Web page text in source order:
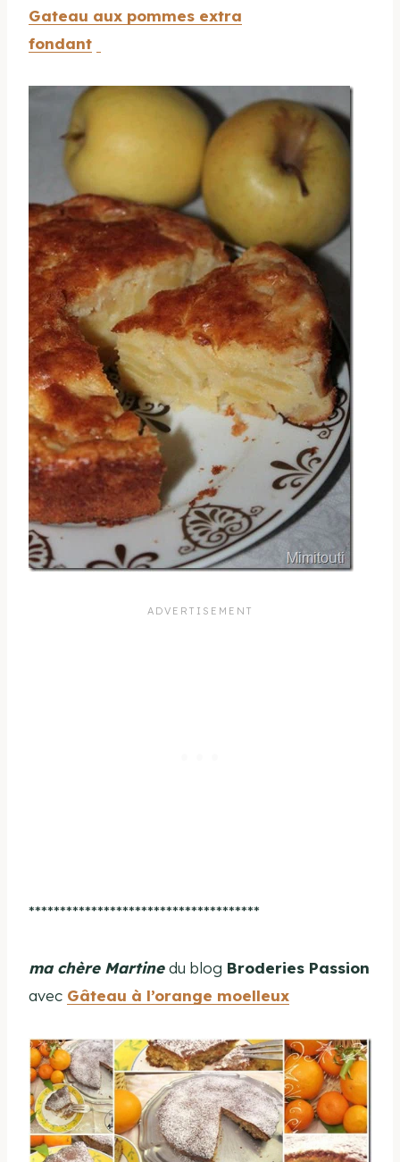
Gateau aux pommes extra
fondant
*************************************
ma chère Martinedu blog Broderies Passion
avec Gâteau à l’orange moelleux